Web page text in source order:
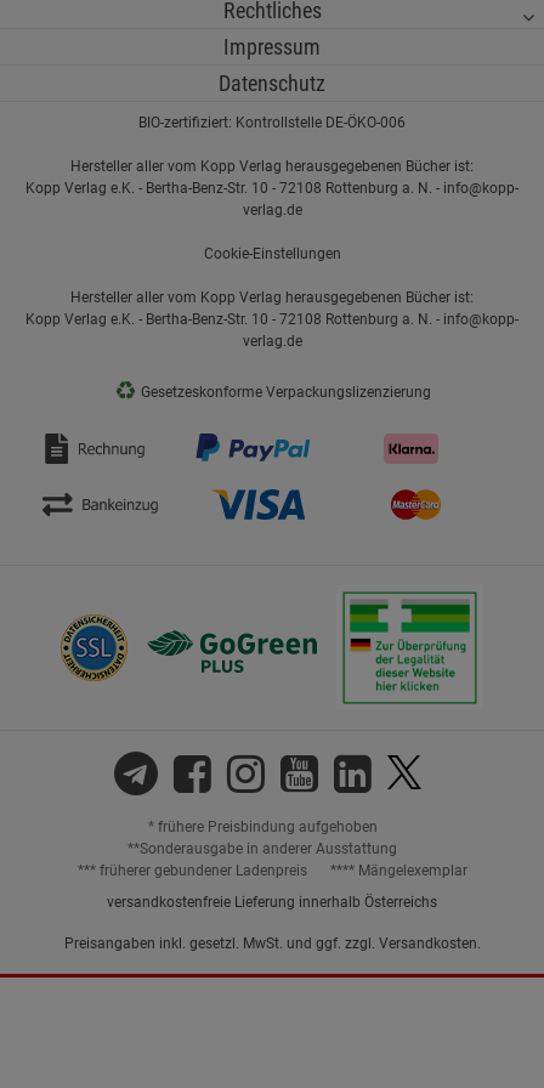
Rechtliches
Impressum
Datenschutz
BIO-zertifiziert: Kontrollstelle DE-ÖKO-006
Hersteller aller vom Kopp Verlag herausgegebenen Bücher ist:
Kopp Verlag e.K. - Bertha-Benz-Str. 10 - 72108 Rottenburg a. N. - info@kopp-
verlag.de
Cookie-Einstellungen
Hersteller aller vom Kopp Verlag herausgegebenen Bücher ist:
Kopp Verlag e.K. - Bertha-Benz-Str. 10 - 72108 Rottenburg a. N. - info@kopp-
verlag.de
♻ Gesetzeskonforme Verpackungslizenzierung
* frühere Preisbindung aufgehoben
**Sonderausgabe in anderer Ausstattung
*** früherer gebundener Ladenpreis
**** Mängelexemplar
versandkostenfreie Lieferung innerhalb Österreichs
Preisangaben inkl. gesetzl. MwSt. und ggf. zzgl. Versandkosten.